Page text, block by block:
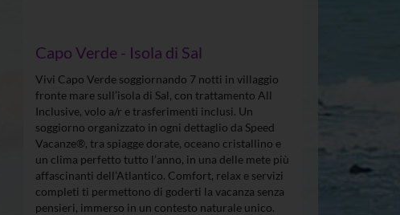
Capo Verde - Isola di Sal
Vivi Capo Verde soggiornando 7 notti in villaggio
fronte mare sull’isola di Sal, con trattamento All
Inclusive, volo a/r e trasferimenti inclusi. Un
soggiorno organizzato in ogni dettaglio da Speed
Vacanze®, tra spiagge dorate, oceano cristallino e
un clima perfetto tutto l’anno, in una delle mete più
affascinanti dell’Atlantico. Comfort, relax e servizi
completi ti permettono di goderti la vacanza senza
pensieri, immerso in un contesto naturale unico.